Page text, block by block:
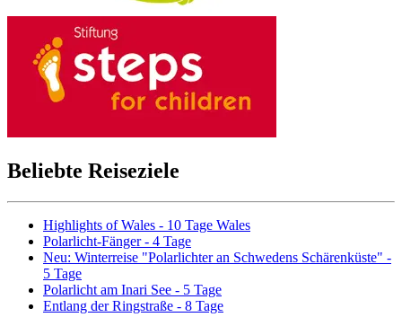
Beliebte Reiseziele
Highlights of Wales - 10 Tage Wales
Polarlicht-Fänger - 4 Tage
Neu: Winterreise "Polarlichter an Schwedens Schärenküste" -
5 Tage
Polarlicht am Inari See - 5 Tage
Entlang der Ringstraße - 8 Tage